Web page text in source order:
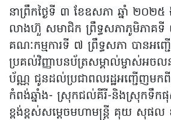
នាព្រឹកថ្ងៃទី ៣ ខែឧសភា ឆ្នាំ ២០២៥
លាងហ៊ួ សមាជិក ព្រឹទ្ធសភាភូមិភាគ
គណៈកម្មការទី ៧ ព្រឹទ្ធសភា បានអញ្
ប្រគល់វិញ្ញាបនប័ត្រសម្គាល់ម្ចាស់អច
ប័ណ្ណ ជូនដល់ប្រជាពលរដ្ឋអញ្ជើញម
កំពង់ឆ្នាំង- ស្រុកជល់គីរី-និងស្រុកទឹក
ខ្ពង់ខ្ពស់សម្ដេចមហាមន្ត្រី គុយ សុផល ឧ